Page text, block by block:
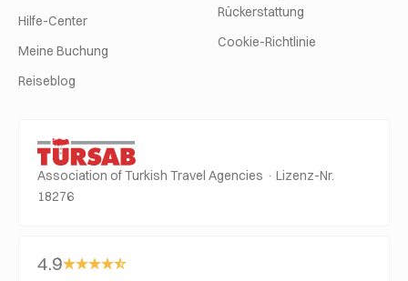
Hilfe-Center
Meine Buchung
Reiseblog
Rückerstattung
Cookie-Richtlinie
Association of Turkish Travel Agencies · Lizenz-Nr.
18276
4.9